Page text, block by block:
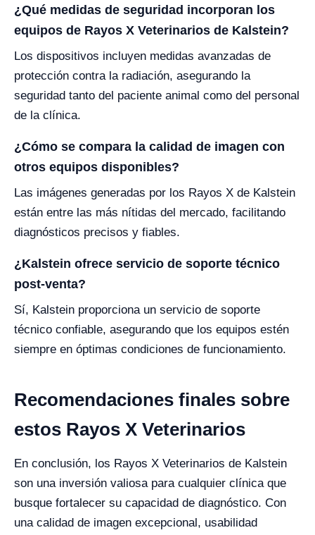
¿Qué medidas de seguridad incorporan los
equipos de Rayos X Veterinarios de Kalstein?
Los dispositivos incluyen medidas avanzadas de
protección contra la radiación, asegurando la
seguridad tanto del paciente animal como del personal
de la clínica.
¿Cómo se compara la calidad de imagen con
otros equipos disponibles?
Las imágenes generadas por los Rayos X de Kalstein
están entre las más nítidas del mercado, facilitando
diagnósticos precisos y fiables.
¿Kalstein ofrece servicio de soporte técnico
post-venta?
Sí, Kalstein proporciona un servicio de soporte
técnico confiable, asegurando que los equipos estén
siempre en óptimas condiciones de funcionamiento.
Recomendaciones finales sobre
estos Rayos X Veterinarios
En conclusión, los Rayos X Veterinarios de Kalstein
son una inversión valiosa para cualquier clínica que
busque fortalecer su capacidad de diagnóstico. Con
una calidad de imagen excepcional, usabilidad